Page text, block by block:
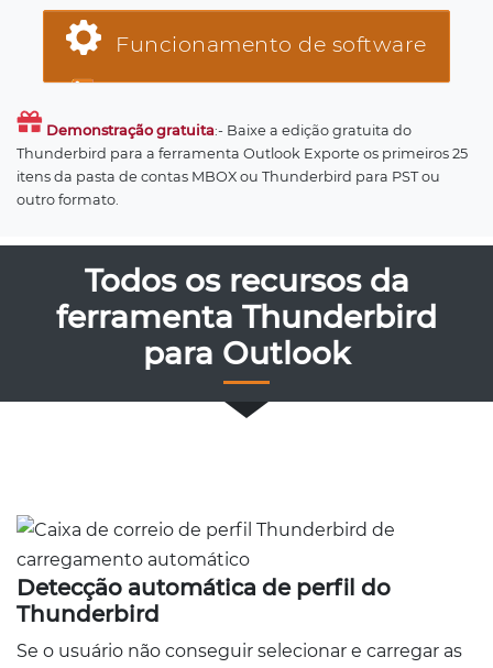
Funcionamento de software
Demonstração gratuita:- Baixe a edição gratuita do
Thunderbird para a ferramenta Outlook Exporte os primeiros 25
itens da pasta de contas MBOX ou Thunderbird para PST ou
outro formato.
Todos os recursos da
ferramenta Thunderbird
para Outlook
Detecção automática de perfil do
Thunderbird
Se o usuário não conseguir selecionar e carregar as